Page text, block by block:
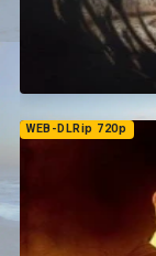
WEB-DLRip 720p